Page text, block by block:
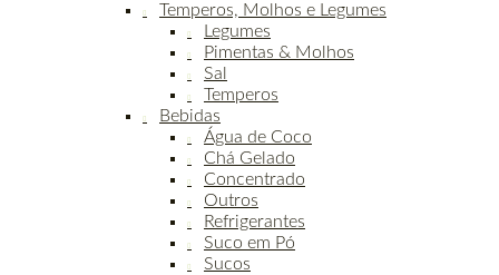
Temperos, Molhos e Legumes
Legumes
Pimentas & Molhos
Sal
Temperos
Bebidas
Água de Coco
Chá Gelado
Concentrado
Outros
Refrigerantes
Suco em Pó
Sucos